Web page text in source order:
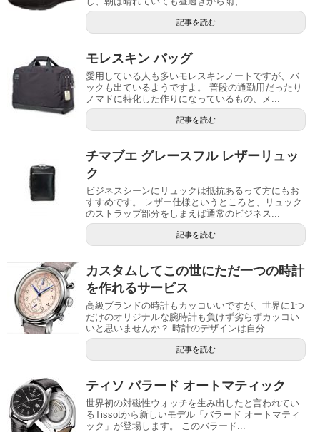
記事を読む
モレスキン バッグ
愛用している人も多いモレスキンノートですが、バ
ックも出ているようですよ。 普段の通勤用だったり
ノマドに特化した作りになっているもの、メ...
記事を読む
チマブエ グレースフル レザーリュッ
ク
ビジネスシーンにリュックは抵抗あるって方にもお
すすめです。 レザー仕様というところと、リュック
のストラップ部分をしまえば通常のビジネス...
記事を読む
カスタムしてこの世にただ一つの時計
を作れるサービス
高級ブランドの時計もカッコいいですが、世界に1つ
だけのオリジナルな腕時計も負けず劣らずカッコい
いと思いませんか？ 時計のデザインは自分...
記事を読む
ティソ バラード オートマティック
世界初の対磁性ウォッチを生み出したと言われてい
るTissotから新しいモデル「バラード オートマティ
ック」が登場します。 このバラード...